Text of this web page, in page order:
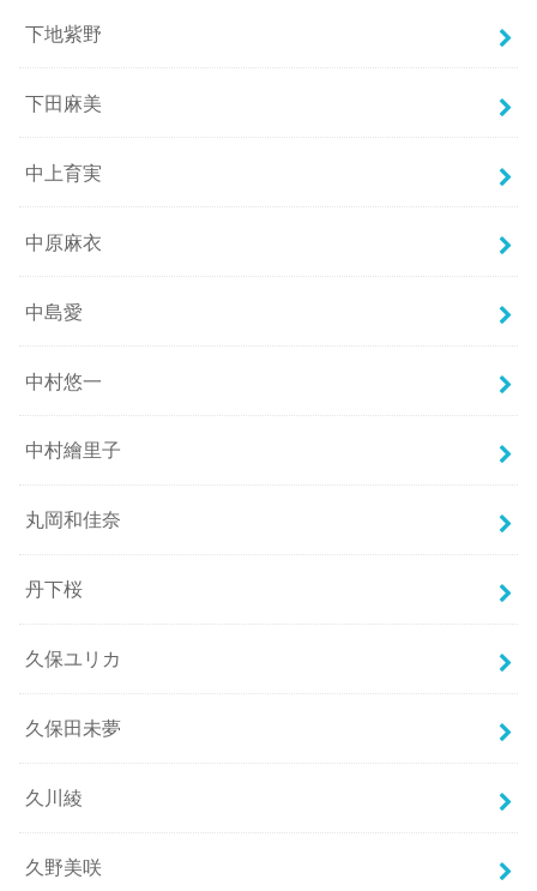
下地紫野
下田麻美
中上育実
中原麻衣
中島愛
中村悠一
中村繪里子
丸岡和佳奈
丹下桜
久保ユリカ
久保田未夢
久川綾
久野美咲